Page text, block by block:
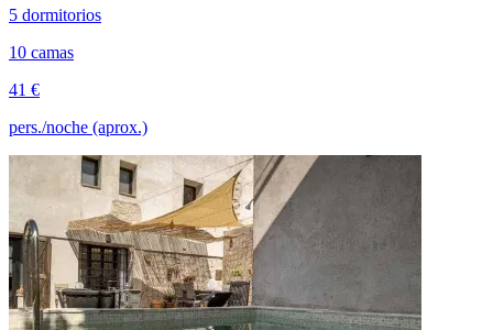
5 dormitorios
10 camas
41 €
pers./noche (aprox.)